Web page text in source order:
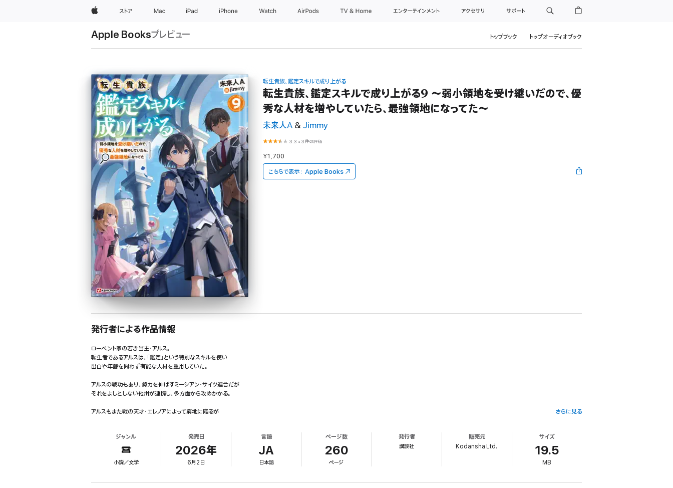
Appleストア Mac iPad iPhone Watch AirPods TV & Home エンターテインメント アクセサリ サポート
Apple Booksプレビュー トップブック トップオーディオブック
転生貴族、鑑定スキルで成り上がる
転生貴族、鑑定スキルで成り上がる9 ～弱小領地を受け継いだので、優
秀な人材を増やしていたら、最強領地になってた～
未来人A &Jimmy
3.3 •3件の評価
¥1,700
こちらで表示： Apple Books
発行者による作品情報
ローベント家の若き当主・アルス。
転生者であるアルスは、「鑑定」という特別なスキルを使い
出自や年齢を問わず有能な人材を重用していた。
アルスの戦功もあり、勢力を伸ばすミーシアン・サイツ連合だが
それをよしとしない他州が連携し、多方面から攻めかかる。
アルスもまた戦の天才・エレノアによって窮地に陥るが
優秀な人材、そして飛行船という切り札を抱えるアルスは、
多方面で戦功を挙げ耳目を集め続ける。
それはアルスの立場を強くするが、一方で不安も呼び起こすことに――!?
大河ファンタジー、怒濤の第9巻!
さらに見る
ジャンル
小説／文学
発売日
2026年
6月2日
言語
JA
日本語
ページ数
260
ページ
発行者
講談社
販売元
Kodansha Ltd.
サイズ
19.5
MB